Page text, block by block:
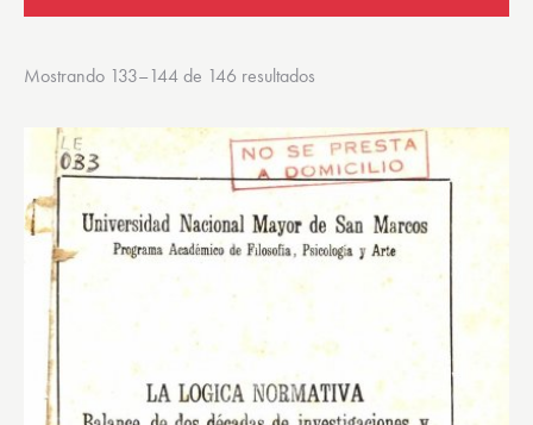
Mostrando 133–144 de 146 resultados